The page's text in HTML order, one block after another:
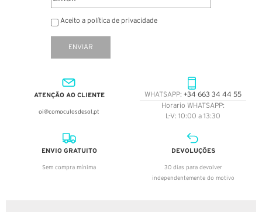
Aceito a política de privacidade
ENVIAR
ATENÇÃO AO CLIENTE
oi@comoculosdesol.pt
WHATSAPP: +34 663 34 44 55
Horario WHATSAPP:
L-V: 10:00 a 13:30
ENVIO GRATUITO
Sem compra mínima
DEVOLUÇÕES
30 dias para devolver
independentemente do motivo